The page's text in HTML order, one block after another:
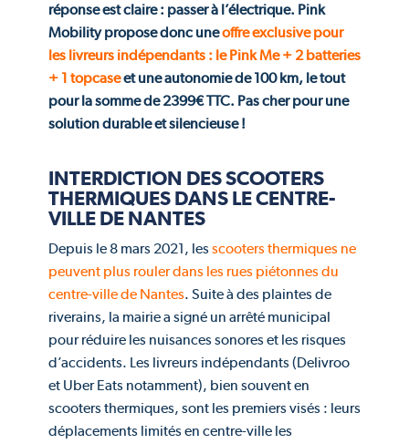
réponse est claire : passer à l’électrique. Pink
Mobility propose donc uneoffre exclusive pour
les livreurs indépendants : le Pink Me + 2 batteries
+ 1 topcaseet une autonomie de 100 km, le tout
pour la somme de 2399€ TTC. Pas cher pour une
solution durable et silencieuse !
INTERDICTION DES SCOOTERS
THERMIQUES DANS LE CENTRE-
VILLE DE NANTES
Depuis le 8 mars 2021, lesscooters thermiques ne
peuvent plus rouler dans les rues piétonnes du
centre-ville de Nantes. Suite à des plaintes de
riverains, la mairie a signé un arrêté municipal
pour réduire les nuisances sonores et les risques
d’accidents. Les livreurs indépendants (Delivroo
et Uber Eats notamment), bien souvent en
scooters thermiques, sont les premiers visés : leurs
déplacements limités en centre-ville les